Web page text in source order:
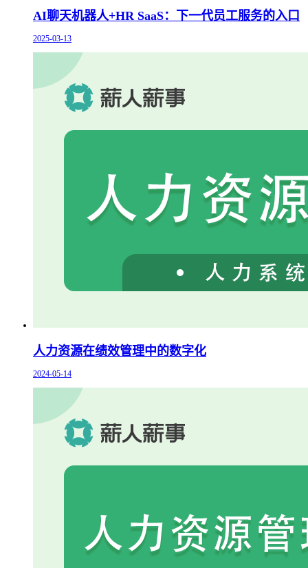
AI聊天机器人+HR SaaS：下一代员工服务的入口
2025-03-13
人力资源在绩效管理中的数字化
2024-05-14